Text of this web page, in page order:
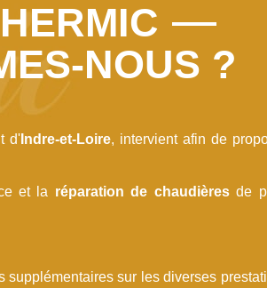
NOUS ?
d'Indre-et-Loire, intervient afin de
et la réparation de chaudièresde
sur les diverses